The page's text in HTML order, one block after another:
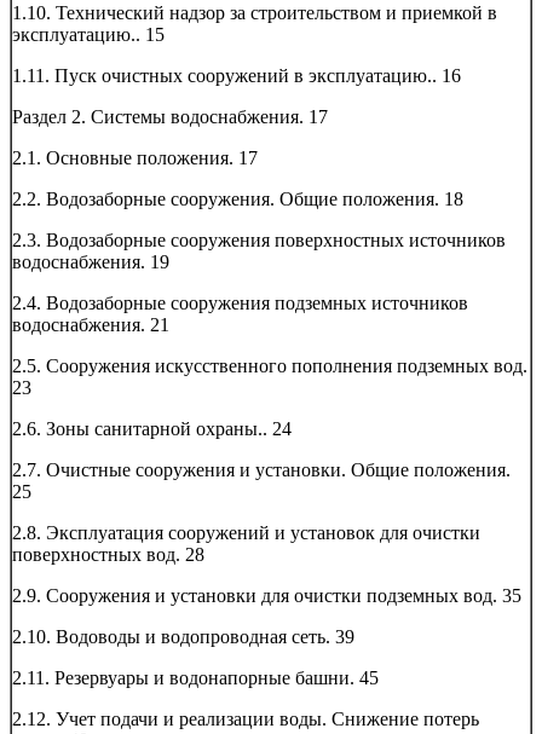
1.10. Технический надзор за строительством и приемкой в
эксплуатацию.. 15
1.11. Пуск очистных сооружений в эксплуатацию.. 16
Раздел 2. Системы водоснабжения. 17
2.1. Основные положения. 17
2.2. Водозаборные сооружения. Общие положения. 18
2.3. Водозаборные сооружения поверхностных источников
водоснабжения. 19
2.4. Водозаборные сооружения подземных источников
водоснабжения. 21
2.5. Сооружения искусственного пополнения подземных вод.
23
2.6. Зоны санитарной охраны.. 24
2.7. Очистные сооружения и установки. Общие положения.
25
2.8. Эксплуатация сооружений и установок для очистки
поверхностных вод. 28
2.9. Сооружения и установки для очистки подземных вод. 35
2.10. Водоводы и водопроводная сеть. 39
2.11. Резервуары и водонапорные башни. 45
2.12. Учет подачи и реализации воды. Снижение потерь